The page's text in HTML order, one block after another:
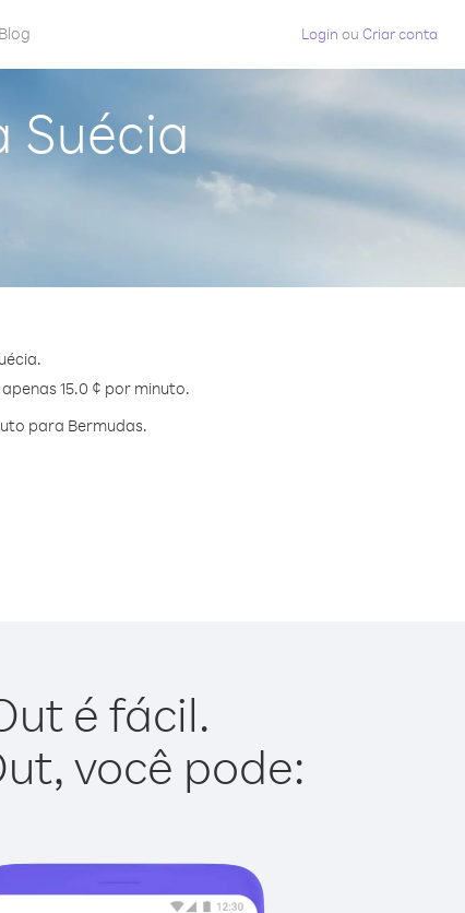
Blog Login ou Criar conta
Suécia
15.0 ¢ por minuto.
para Bermudas.
é fácil.
você pode: